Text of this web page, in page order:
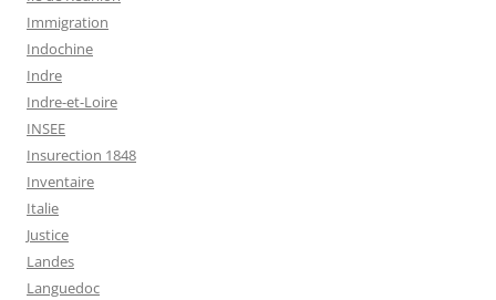
Immigration
Indochine
Indre
Indre-et-Loire
INSEE
Insurection 1848
Inventaire
Italie
Justice
Landes
Languedoc